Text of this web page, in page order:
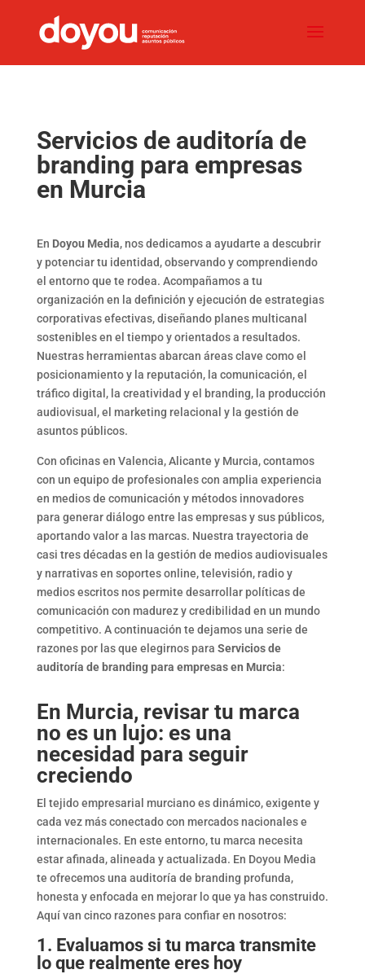
Servicios de auditoría de
branding para empresas
en Murcia
En Doyou Media, nos dedicamos a ayudarte a descubrir
y potenciar tu identidad, observando y comprendiendo
el entorno que te rodea. Acompañamos a tu
organización en la definición y ejecución de estrategias
corporativas efectivas, diseñando planes multicanal
sostenibles en el tiempo y orientados a resultados.
Nuestras herramientas abarcan áreas clave como el
posicionamiento y la reputación, la comunicación, el
tráfico digital, la creatividad y el branding, la producción
audiovisual, el marketing relacional y la gestión de
asuntos públicos.
Con oficinas en Valencia, Alicante y Murcia, contamos
con un equipo de profesionales con amplia experiencia
en medios de comunicación y métodos innovadores
para generar diálogo entre las empresas y sus públicos,
aportando valor a las marcas. Nuestra trayectoria de
casi tres décadas en la gestión de medios audiovisuales
y narrativas en soportes online, televisión, radio y
medios escritos nos permite desarrollar políticas de
comunicación con madurez y credibilidad en un mundo
competitivo. A continuación te dejamos una serie de
razones por las que elegirnos para Servicios de
auditoría de branding para empresas en Murcia:
En Murcia, revisar tu marca
no es un lujo: es una
necesidad para seguir
creciendo
El tejido empresarial murciano es dinámico, exigente y
cada vez más conectado con mercados nacionales e
internacionales. En este entorno, tu marca necesita
estar afinada, alineada y actualizada. En Doyou Media
te ofrecemos una auditoría de branding profunda,
honesta y enfocada en mejorar lo que ya has construido.
Aquí van cinco razones para confiar en nosotros:
1. Evaluamos si tu marca transmite
lo que realmente eres hoy